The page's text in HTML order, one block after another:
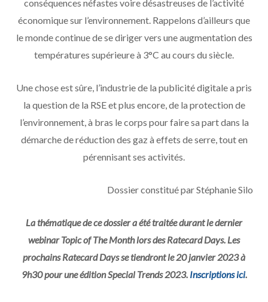
conséquences néfastes voire désastreuses de l’activité
économique sur l’environnement. Rappelons d’ailleurs que
le monde continue de se diriger vers une augmentation des
températures supérieure à 3°C au cours du siècle.
Une chose est sûre, l’industrie de la publicité digitale a pris
la question de la RSE et plus encore, de la protection de
l’environnement, à bras le corps pour faire sa part dans la
démarche de réduction des gaz à effets de serre, tout en
pérennisant ses activités.
Dossier constitué par Stéphanie Silo
La thématique de ce dossier a été traitée durant le dernier
webinar Topic of The Month lors des Ratecard Days. Les
prochains Ratecard Days se tiendront le 20 janvier 2023 à
9h30 pour une édition Special Trends 2023. Inscriptions ici.